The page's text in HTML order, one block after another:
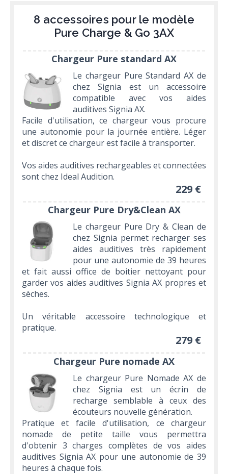
8 accessoires pour le modèle
Pure Charge & Go 3AX
Chargeur Pure standard AX
Le chargeur Pure Standard AX de
chez Signia est un accessoire
compatible avec vos aides
auditives Signia AX.
Facile d'utilisation, ce chargeur vous procure
une autonomie pour la journée entière. Léger
et discret ce chargeur est facile à transporter.
Vos aides auditives rechargeables et connectées
sont chez Ideal Audition.
229 €
Chargeur Pure Dry&Clean AX
Le chargeur Pure Dry & Clean de
chez Signia permet recharger ses
aides auditives très rapidement
pour une autonomie de 39 heures
et fait aussi office de boitier nettoyant pour
garder vos aides auditives Signia AX propres et
sèches.
Un véritable accessoire technologique et
pratique.
279 €
Chargeur Pure nomade AX
Le chargeur Pure Nomade AX de
chez Signia est un écrin de
recharge semblable à ceux des
écouteurs nouvelle génération.
Pratique et facile d'utilisation, ce chargeur
nomade de petite taille vous permettra
d'obtenir 3 charges complètes de vos aides
auditives Signia AX pour une autonomie de 39
heures à chaque fois.